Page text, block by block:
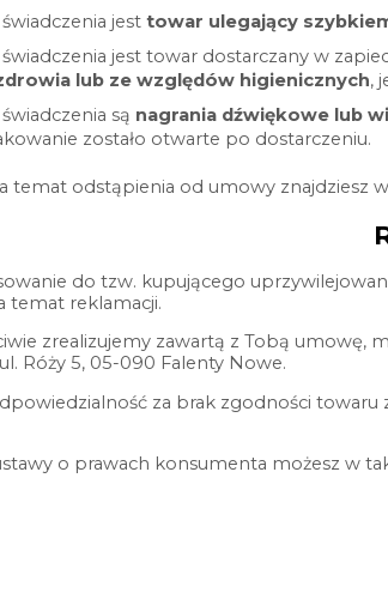
jest towar ulegający
jest towar dostarczany w
lub ze względów higienicznych,
są nagrania dźwiękowe lub
zostało otwarte po dostarczeniu.
temat odstąpienia od umowy znajdziesz
do tzw. kupującego
temat reklamacji.
zrealizujemy zawartą z Tobą umowę,
Róży 5, 05-090 Falenty Nowe.
za brak zgodności
o prawach konsumenta możesz w